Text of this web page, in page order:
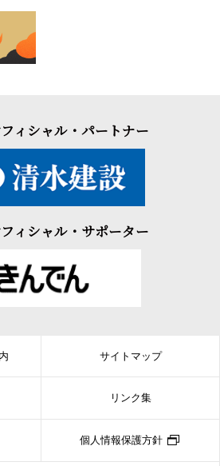
ィシャル・パートナー
ィシャル・サポーター
サイトマップ
リンク集
個人情報保護方針